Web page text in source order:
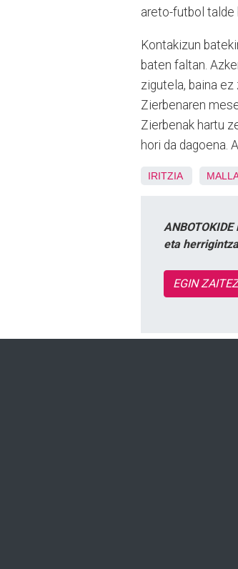
areto-futbol talde
Kontakizun
baten faltan.
zigutela, baina
Zierbenaren
Zierbenak hartu
hori da dagoena.
IRITZIA
eta
EGIN